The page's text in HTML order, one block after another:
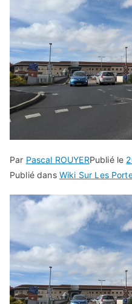
Par Pascal ROUYERPublié le
Publié dans Wiki Sur Les